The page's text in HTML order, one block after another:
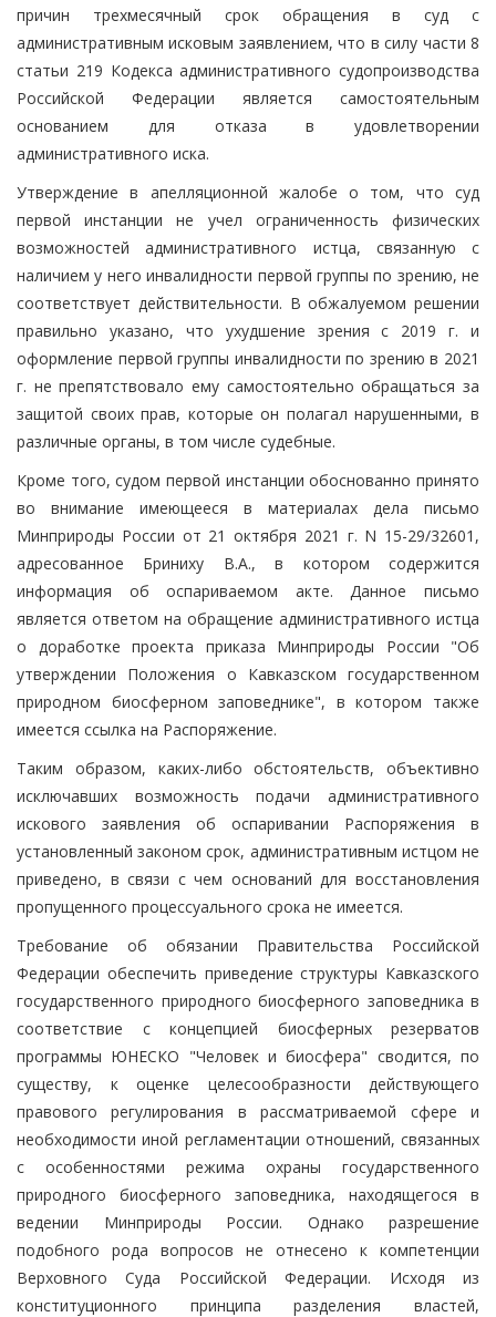
причин трехмесячный срок обращения в суд с
административным исковым заявлением, что в силу части 8
статьи 219 Кодекса административного судопроизводства
Российской Федерации является самостоятельным
основанием для отказа в удовлетворении
административного иска.
Утверждение в апелляционной жалобе о том, что суд
первой инстанции не учел ограниченность физических
возможностей административного истца, связанную с
наличием у него инвалидности первой группы по зрению, не
соответствует действительности. В обжалуемом решении
правильно указано, что ухудшение зрения с 2019 г. и
оформление первой группы инвалидности по зрению в 2021
г. не препятствовало ему самостоятельно обращаться за
защитой своих прав, которые он полагал нарушенными, в
различные органы, в том числе судебные.
Кроме того, судом первой инстанции обоснованно принято
во внимание имеющееся в материалах дела письмо
Минприроды России от 21 октября 2021 г. N 15-29/32601,
адресованное Бриниху В.А., в котором содержится
информация об оспариваемом акте. Данное письмо
является ответом на обращение административного истца
о доработке проекта приказа Минприроды России "Об
утверждении Положения о Кавказском государственном
природном биосферном заповеднике", в котором также
имеется ссылка на Распоряжение.
Таким образом, каких-либо обстоятельств, объективно
исключавших возможность подачи административного
искового заявления об оспаривании Распоряжения в
установленный законом срок, административным истцом не
приведено, в связи с чем оснований для восстановления
пропущенного процессуального срока не имеется.
Требование об обязании Правительства Российской
Федерации обеспечить приведение структуры Кавказского
государственного природного биосферного заповедника в
соответствие с концепцией биосферных резерватов
программы ЮНЕСКО "Человек и биосфера" сводится, по
существу, к оценке целесообразности действующего
правового регулирования в рассматриваемой сфере и
необходимости иной регламентации отношений, связанных
с особенностями режима охраны государственного
природного биосферного заповедника, находящегося в
ведении Минприроды России. Однако разрешение
подобного рода вопросов не отнесено к компетенции
Верховного Суда Российской Федерации. Исходя из
конституционного принципа разделения властей,